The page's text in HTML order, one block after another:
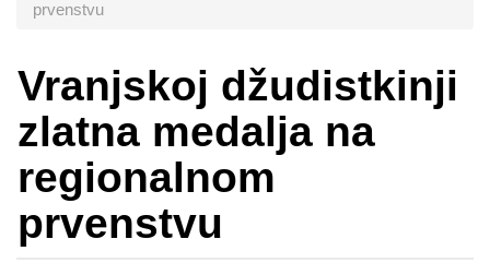
prvenstvu
Vranjskoj džudistkinji
zlatna medalja na
regionalnom
prvenstvu